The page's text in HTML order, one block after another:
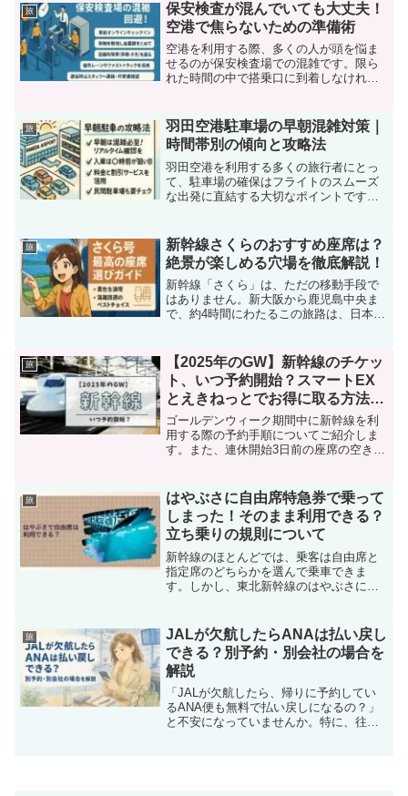
旅
保安検査が混んでいても大丈夫！
空港で焦らないための準備術
空港を利用する際、多くの人が頭を悩ま
せるのが保安検査場での混雑です。限ら
れた時間の中で搭乗口に到着しなければ
行や出張などで時間に余裕がない場合に
は、数分の遅れが大きな問...
旅
羽田空港駐車場の早朝混雑対策｜
時間帯別の傾向と攻略法
羽田空港を利用する多くの旅行者にとっ
て、駐車場の確保はフライトのスムーズ
な出発に直結する大切なポイントです。
の準備や情報収集が必要不可欠です。本
記事では、早朝の混雑傾向...
旅
新幹線さくらのおすすめ座席は？
絶景が楽しめる穴場を徹底解説！
新幹線「さくら」は、ただの移動手段で
はありません。新大阪から鹿児島中央ま
で、約4時間にわたるこの旅路は、日本の
ドでは景色を最大限に楽しめる座席や、
混雑を避けられる穴場の...
旅
【2025年のGW】新幹線のチケッ
ト、いつ予約開始？スマートEX
とえきねっとでお得に取る方法と
予約の流れ
ゴールデンウィーク期間中に新幹線を利
用する際の予約手順についてご紹介しま
す。また、連休開始3日前の座席の空き状
ークの新幹線予約開始日（みどりの窓
口）ゴールデンウィーク...
旅
はやぶさに自由席特急券で乗って
しまった！そのまま利用できる？
立ち乗りの規則について
新幹線のほとんどでは、乗客は自由席と
指定席のどちらかを選んで乗車できま
す。しかし、東北新幹線のはやぶさには
「自由席特急券ではやぶさに乗ってしま
った場合、どう対処すれば...
旅
JALが欠航したらANAは払い戻し
できる？別予約・別会社の場合を
解説
「JALが欠航したら、帰りに予約してい
るANA便も無料で払い戻しになるの？」
と不安になっていませんか。特に、往路